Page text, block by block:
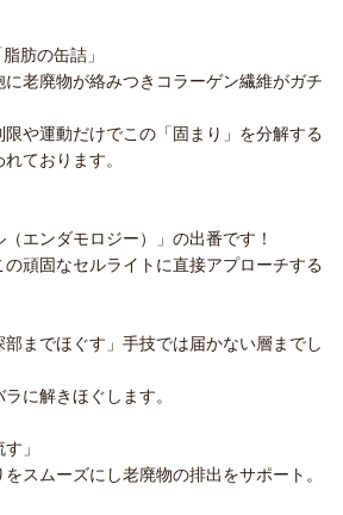
肪の缶詰」
老廃物が絡みつきコラーゲン繊維がガチ
や運動だけでこの「固まり」を分解する
ております。
エンダモロジー）」の出番です！
の頑固なセルライトに直接アプローチする
部までほぐす」手技では届かない層までし
に解きほぐします。
」
スムーズにし老廃物の排出をサポート。